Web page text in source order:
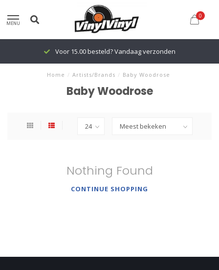
MENU
0
Voor 15.00 besteld? Vandaag verzonden
Home / Artists/Brands / Baby Woodrose
Baby Woodrose
Nothing Found
CONTINUE SHOPPING